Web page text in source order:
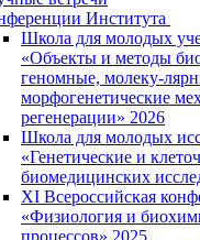
Института
Школа для молодых
«Объекты и методы
геномные, молеку-
морфогенетические
регенерации» 2026
Школа для молодых
«Генетические и
биомедицинских
XI Всероссийская
«Физиология и
процессов» 2025